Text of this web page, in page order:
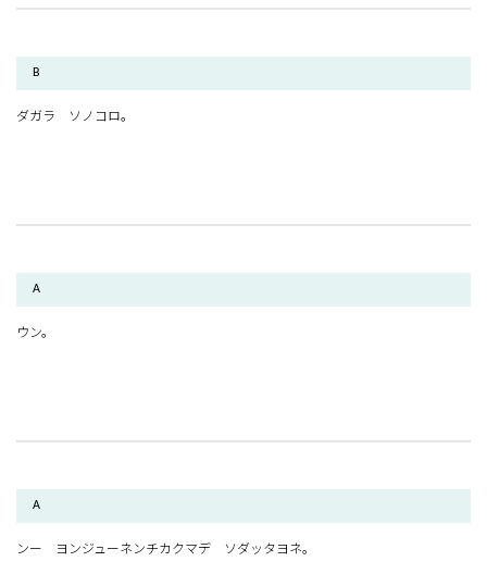
B
ダガラ ソノコロ。
A
ウン。
A
ンー ヨンジューネンチカクマデ ソダッタヨネ。